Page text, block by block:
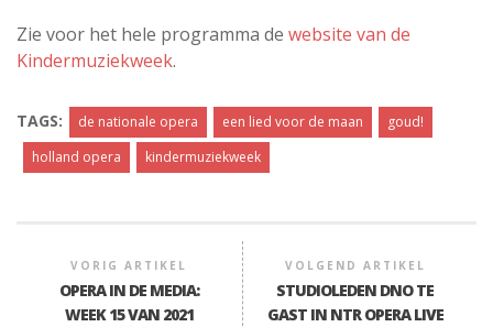
Zie voor het hele programma de website van de
Kindermuziekweek.
TAGS: de nationale opera een lied voor de maan
goud!
holland opera
kindermuziekweek
VORIG ARTIKEL
OPERA IN DE MEDIA:
WEEK 15 VAN 2021
VOLGEND ARTIKEL
STUDIOLEDEN DNO TE
GAST IN NTR OPERA LIVE